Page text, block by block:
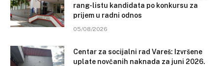
rang-listu kandidata po konkursu za
prijem u radni odnos
05/08/2026
Centar za socijalni rad Vareš: Izvršene
uplate novčanih naknada za juni 2026.